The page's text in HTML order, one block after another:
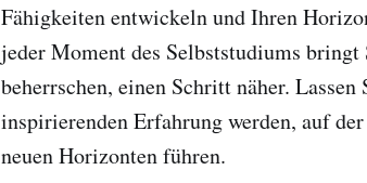
Fähigkeiten entwickeln und Ihren
jeder Moment des Selbststudiums
beherrschen, einen Schritt näher.
inspirierenden Erfahrung werden, auf
neuen Horizonten führen.